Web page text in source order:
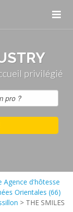
privilégié
Agence d'hôtesse
Orientales (66)
> THE SMILES